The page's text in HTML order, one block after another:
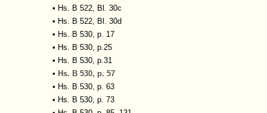
• Hs. B 522, Bl. 30c
• Hs. B 522, Bl. 30d
• Hs. B 530, p. 17
• Hs. B 530, p.25
• Hs. B 530, p.31
• Hs. B 530, p. 57
• Hs. B 530, p. 63
• Hs. B 530, p. 73